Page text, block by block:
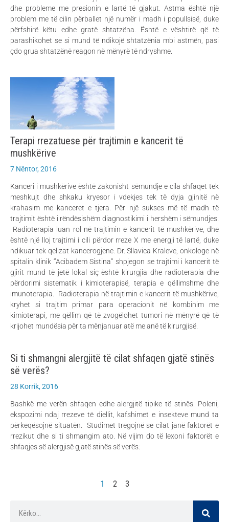
dhe probleme me presionin e lartë të gjakut. Astma është një
problem me të cilin përballet një numër i madh i popullsisë, duke
përfshirë këtu edhe gratë shtatzëna. Është e vështirë që të
parashikohet se si mund të ndikojë shtatzënia mbi astmën, pasi
çdo grua shtatzënë reagon në mënyrë të ndryshme.
Terapi rrezatuese për trajtimin e kancerit të
mushkërive
7 Nëntor, 2016
Kanceri i mushkërive është zakonisht sëmundje e cila shfaqet tek
meshkujt dhe shkaku kryesor i vdekjes tek të dyja gjinitë në
krahasim me kanceret e tjera. Për një sukses më të madh të
trajtimit është i rëndësishëm diagnostikimi i hershëm i sëmundjes.
Radioterapia luan rol në trajtimin e kancerit të mushkërive, dhe
është një lloj trajtimi i cili përdor rreze X me energji të lartë, duke
ndikuar tek qelizat kancerogjene. Dr. Sllavica Kraleve, onkologe në
spitalin klinik ‘’Acibadem Sistina’’ shpjegon se trajtimi i kancerit të
gjirit mund të jetë lokal siç është kirurgjia dhe radioterapia dhe
përdorimi sistematik i kimioterapisë, terapia e qëllimshme dhe
imunoterapia. Radioterapia në trajtimin e kancerit të mushkërive,
kryhet si trajtim primar para operacionit në kombinim me
kimioterapi, me qëllim që të zvogëlohet tumori në mënyrë që të
krijohet mundësia për ta mënjanuar atë me anë të kirurgjisë.
Si ti shmangni alergjitë të cilat shfaqen gjatë stinës
së verës?
28 Korrik, 2016
Bashkë me verën shfaqen edhe alergjitë tipike të stinës. Poleni,
ekspozimi ndaj rrezeve të diellit, kafshimet e insekteve mund ta
përkeqësojnë situatën. Studimet tregojnë se cilat janë faktorët e
rrezikut dhe si ti shmangim ato. Në vijim do të lexoni faktorët e
shfaqjes së alergjisë gjatë stinës së verës:
1 2 3